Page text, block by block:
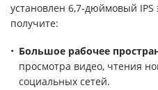
установлен 6,7-дюймовый IPS
получите:
Большое рабочее
просмотра видео, чтения
социальных сетей.